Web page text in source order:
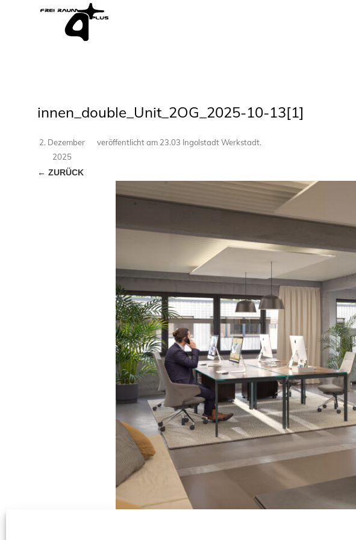
innen_double_Unit_2OG_2025-10-13[1]
veröffentlicht
2. Dezember
2025
am 23.03 Ingolstadt Werkstadt.
← ZURÜCK